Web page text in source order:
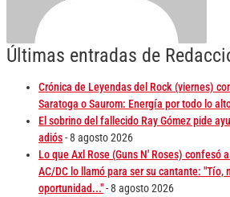
Últimas entradas de
Crónica de Leyendas del Rock (viernes)
Saratoga o Saurom: Energía por todo lo
El sobrino del fallecido Ray Gómez pide
adiós- 8 agosto 2026
Lo que Axl Rose (Guns N' Roses) confesó
AC/DC lo llamó para ser su cantante: "Tío,
oportunidad..."- 8 agosto 2026